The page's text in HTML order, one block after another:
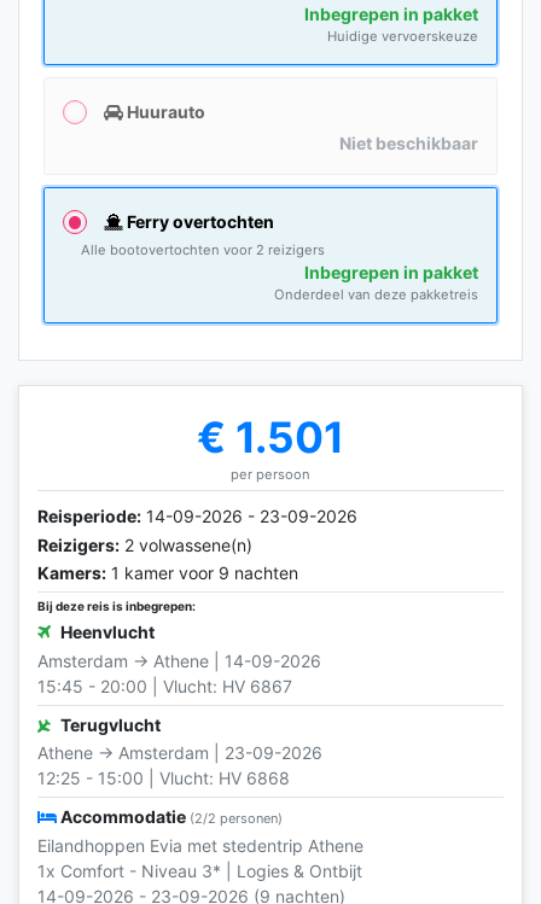
Inbegrepen in pakket
Huidige vervoerskeuze
Huurauto
Niet beschikbaar
Ferry overtochten
Alle bootovertochten voor 2 reizigers
Inbegrepen in pakket
Onderdeel van deze pakketreis
€ 1.501
per persoon
Reisperiode: 14-09-2026 - 23-09-2026
Reizigers: 2 volwassene(n)
Kamers: 1 kamer voor 9 nachten
Bij deze reis is inbegrepen:
Heenvlucht
Amsterdam → Athene | 14-09-2026
15:45 - 20:00 | Vlucht: HV 6867
Terugvlucht
Athene → Amsterdam | 23-09-2026
12:25 - 15:00 | Vlucht: HV 6868
Accommodatie (2/2 personen)
Eilandhoppen Evia met stedentrip Athene
1x Comfort - Niveau 3* | Logies & Ontbijt
14-09-2026 - 23-09-2026 (9 nachten)